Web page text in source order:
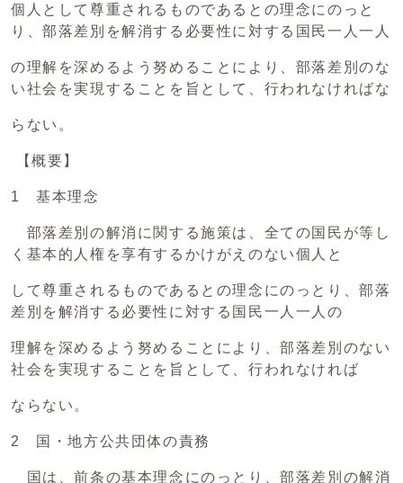
個人として尊重されるものであるとの理念にのっと
り、部落差別を解消する必要性に対する国民一人一人
の理解を深めるよう努めることにより、部落差別のな
い社会を実現することを旨として、行われなければな
らない。
【概要】
1 基本理念
部落差別の解消に関する施策は、全ての国民が等し
く基本的人権を享有するかけがえのない個人と
して尊重されるものであるとの理念にのっとり、部落
差別を解消する必要性に対する国民一人一人の
理解を深めるよう努めることにより、部落差別のない
社会を実現することを旨として、行われなければ
ならない。
2 国・地方公共団体の責務
国は、前条の基本理念にのっとり、部落差別の解消